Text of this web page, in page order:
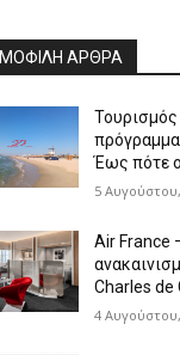
ΑΡΘΡΑ
Τουρισμός
πρόγραμμα
Έως πότε
5
Air France
Charles de
4